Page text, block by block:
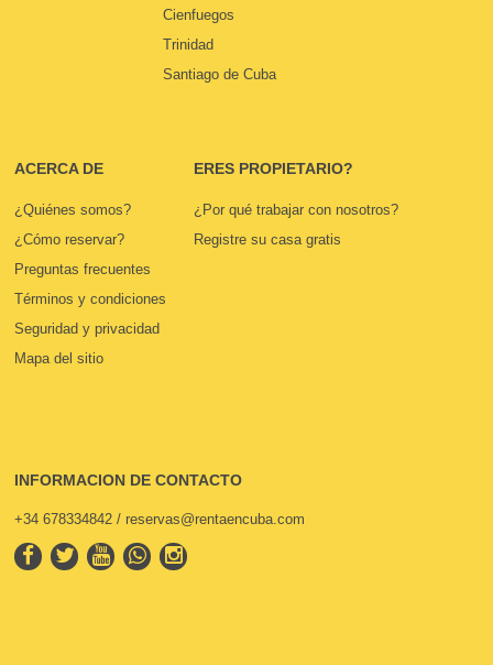
Cienfuegos
Trinidad
Santiago de Cuba
ACERCA DE
¿Quiénes somos?
¿Cómo reservar?
Preguntas frecuentes
Términos y condiciones
Seguridad y privacidad
Mapa del sitio
ERES PROPIETARIO?
¿Por qué trabajar con nosotros?
Registre su casa gratis
INFORMACION DE CONTACTO
+34 678334842 / reservas@rentaencuba.com